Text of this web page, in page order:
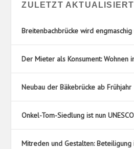
ZULETZT AKTUALISIERT
Breitenbachbrücke wird
Der Mieter als Konsument: Wohnen
Neubau der Bäkebrücke ab Frühjahr
Onkel-Tom-Siedlung ist nun
Mitreden und Gestalten: